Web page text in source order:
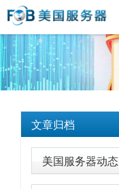
文章归档
美国服务器动态